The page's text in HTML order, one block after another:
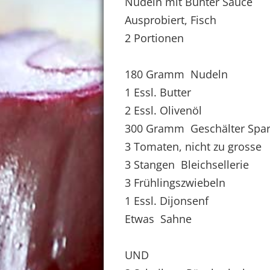
Ausprobiert, Fisch
2 Portionen
180 Gramm Nudeln
1 Essl. Butter
2 Essl. Olivenöl
300 Gramm Geschälter
3 Tomaten, nicht zu grosse
3 Stangen Bleichsellerie
3 Frühlingszwiebeln
1 Essl. Dijonsenf
Etwas Sahne
UND